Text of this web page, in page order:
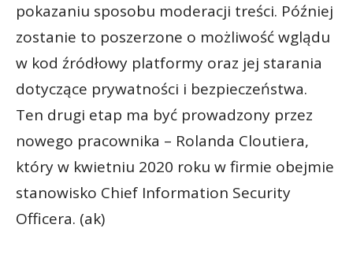
pokazaniu sposobu moderacji treści. Później
zostanie to poszerzone o możliwość wglądu
w kod źródłowy platformy oraz jej starania
dotyczące prywatności i bezpieczeństwa.
Ten drugi etap ma być prowadzony przez
nowego pracownika – Rolanda Cloutiera,
który w kwietniu 2020 roku w firmie obejmie
stanowisko Chief Information Security
Officera. (ak)